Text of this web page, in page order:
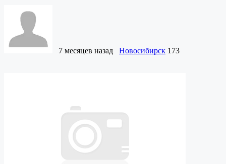
7 месяцев назад Новосибирск 173